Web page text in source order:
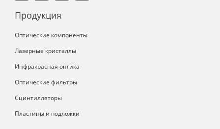
Продукция
Оптические компоненты
Лазерные кристаллы
Инфракрасная оптика
Оптические фильтры
Сцинтилляторы
Пластины и подложки